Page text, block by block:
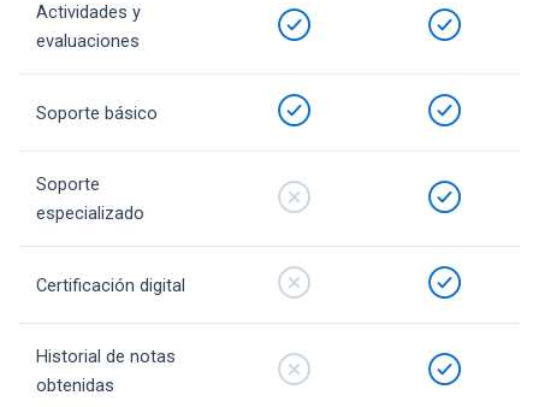
Actividades y
evaluaciones
Soporte básico
Soporte
especializado
Certificación digital
Historial de notas
obtenidas